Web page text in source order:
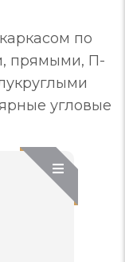
по
прямыми, П-
угловые